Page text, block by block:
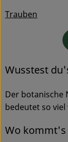
Backwaren
Drogerie
So geht's
Über uns
Trauben
Wusstest
Der botanische
bedeutet so viel
Wo kommt's